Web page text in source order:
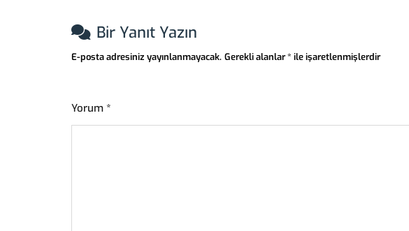
Bir Yanıt Yazın
E-posta adresiniz yayınlanmayacak. Gerekli alanlar* ile işaretlenmişlerdir
Yorum *